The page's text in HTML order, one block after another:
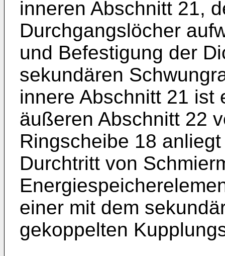
inneren Abschnitt 21,
Durchgangslöcher
und Befestigung der
sekundären
innere Abschnitt 21 ist
äußeren Abschnitt 22
Ringscheibe 18
Durchtritt von
einer mit dem
gekoppelten